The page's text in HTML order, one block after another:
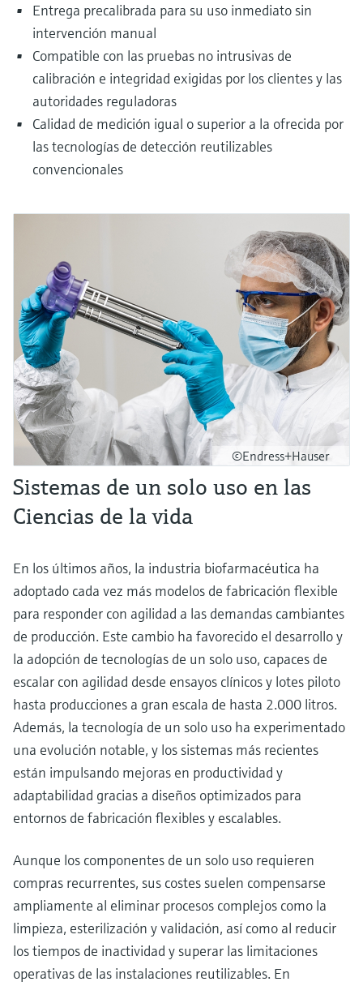
Entrega precalibrada para su uso inmediato sin
intervención manual
Compatible con las pruebas no intrusivas de
calibración e integridad exigidas por los clientes y las
autoridades reguladoras
Calidad de medición igual o superior a la ofrecida por
las tecnologías de detección reutilizables
convencionales
©Endress+Hauser
Sistemas de un solo uso en las
Ciencias de la vida
En los últimos años, la industria biofarmacéutica ha
adoptado cada vez más modelos de fabricación flexible
para responder con agilidad a las demandas cambiantes
de producción. Este cambio ha favorecido el desarrollo y
la adopción de tecnologías de un solo uso, capaces de
escalar con agilidad desde ensayos clínicos y lotes piloto
hasta producciones a gran escala de hasta 2.000 litros.
Además, la tecnología de un solo uso ha experimentado
una evolución notable, y los sistemas más recientes
están impulsando mejoras en productividad y
adaptabilidad gracias a diseños optimizados para
entornos de fabricación flexibles y escalables.
Aunque los componentes de un solo uso requieren
compras recurrentes, sus costes suelen compensarse
ampliamente al eliminar procesos complejos como la
limpieza, esterilización y validación, así como al reducir
los tiempos de inactividad y superar las limitaciones
operativas de las instalaciones reutilizables. En